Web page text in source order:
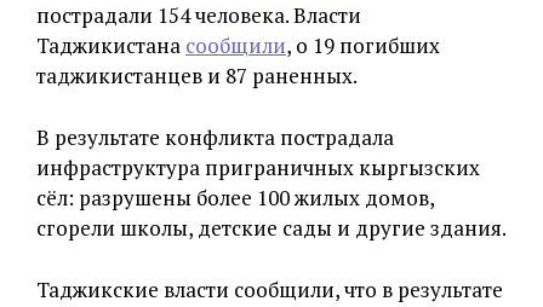
пострадали 154 человека. Власти
Таджикистана сообщили, о 19 погибших
таджикистанцев и 87 раненных.
В результате конфликта пострадала
инфраструктура приграничных кыргызских
сёл: разрушены более 100 жилых домов,
сгорели школы, детские сады и другие здания.
Таджикские власти сообщили, что в результате